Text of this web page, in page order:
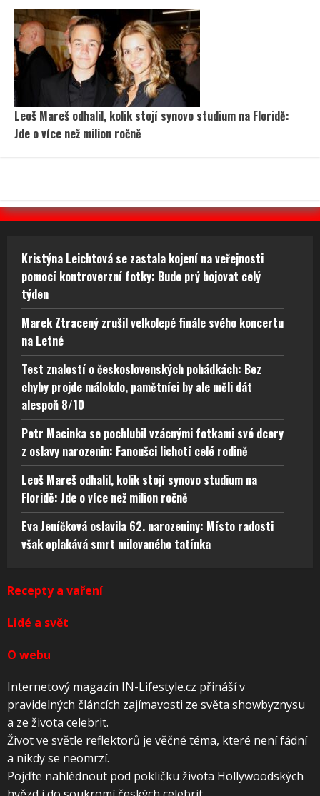
Leoš Mareš odhalil, kolik stojí synovo studium na Floridě:
Jde o více než milion ročně
Kristýna Leichtová se zastala kojení na veřejnosti
pomocí kontroverzní fotky: Bude prý bojovat celý
týden
Marek Ztracený zrušil velkolepé finále svého koncertu
na Letné
Test znalostí o československých pohádkách: Bez
chyby projde málokdo, pamětníci by ale měli dát
alespoň 8/10
Petr Macinka se pochlubil vzácnými fotkami své dcery
z oslavy narozenin: Fanoušci lichotí celé rodině
Leoš Mareš odhalil, kolik stojí synovo studium na
Floridě: Jde o více než milion ročně
Eva Jeníčková oslavila 62. narozeniny: Místo radosti
však oplakává smrt milovaného tatínka
Recepty a vaření
Lidé a svět
O webu
Internetový magazín IN-Lifestyle.cz přináší v
pravidelných článcích zajímavosti ze světa showbyznysu
a ze života celebrit.
Život ve světle reflektorů je věčné téma, které není fádní
a nikdy se neomrzí.
Pojďte nahlédnout pod pokličku života Hollywoodských